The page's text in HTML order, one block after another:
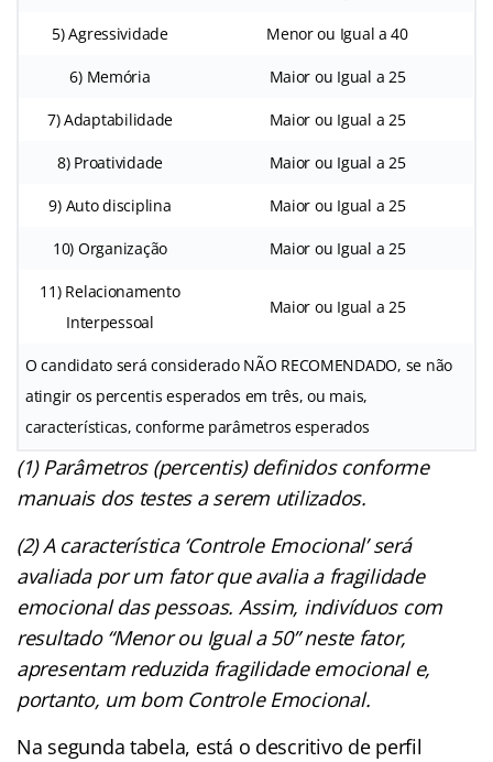
5) Agressividade Menor ou Igual a 40
6) Memória Maior ou Igual a 25
7) Adaptabilidade Maior ou Igual a 25
8) Proatividade Maior ou Igual a 25
9) Auto disciplina Maior ou Igual a 25
10) Organização Maior ou Igual a 25
11) Relacionamento
Interpessoal
Maior ou Igual a 25
O candidato será considerado NÃO RECOMENDADO, se não
atingir os percentis esperados em três, ou mais,
características, conforme parâmetros esperados
(1) Parâmetros (percentis) definidos conforme
manuais dos testes a serem utilizados.
(2) A característica ‘Controle Emocional’ será
avaliada por um fator que avalia a fragilidade
emocional das pessoas. Assim, indivíduos com
resultado “Menor ou Igual a 50” neste fator,
apresentam reduzida fragilidade emocional e,
portanto, um bom Controle Emocional.
Na segunda tabela, está o descritivo de perfil